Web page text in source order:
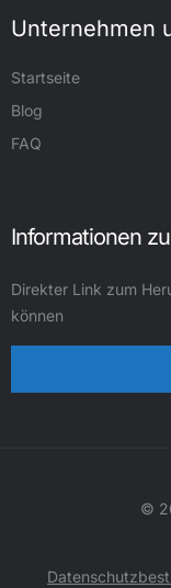
Unternehmen
Startseite
Blog
FAQ
Informationen
Direkter Link zum
können
©